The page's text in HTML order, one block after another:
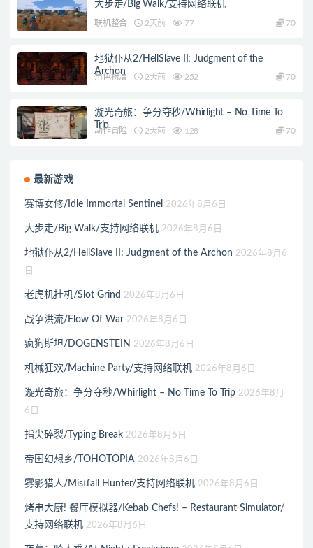
大步走/Big Walk/支持网络联机
联机整合 2天前 77 70
地狱仆从2/HellSlave II: Judgment of the
Archon
角色扮演 2天前 252 70
漩光奇旅：争分夺秒/Whirlight – No Time To
Trip
动作冒险 2天前 128 70
最新游戏
赛博女修/Idle Immortal Sentinel 2026年8月6日
大步走/Big Walk/支持网络联机 2026年8月6日
地狱仆从2/HellSlave II: Judgment of the Archon 2026年8月6
日
老虎机挂机/Slot Grind 2026年8月6日
战争洪流/Flow Of War 2026年8月6日
疯狗斯坦/DOGENSTEIN 2026年8月6日
机械狂欢/Machine Party/支持网络联机 2026年8月6日
漩光奇旅：争分夺秒/Whirlight – No Time To Trip 2026年8月
6日
指尖碎裂/Typing Break 2026年8月6日
帝国幻想乡/TOHOTOPIA 2026年8月6日
雾影猎人/Mistfall Hunter/支持网络联机 2026年8月6日
烤串大厨! 餐厅模拟器/Kebab Chefs! – Restaurant Simulator/
支持网络联机 2026年8月6日